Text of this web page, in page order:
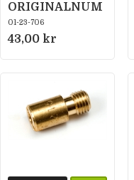
ORIGINALNUM
MER 46-051
01-23-706
43,00 kr